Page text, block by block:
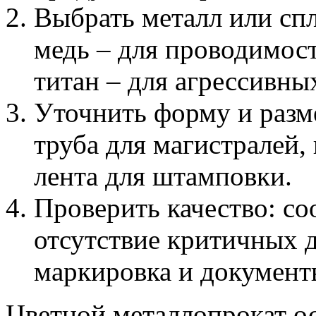
Выбрать металл или
медь – для
титан – для
Уточнить форму и
труба для
лента для штамповки.
Проверить качество:
отсутствие критичных
маркировка и